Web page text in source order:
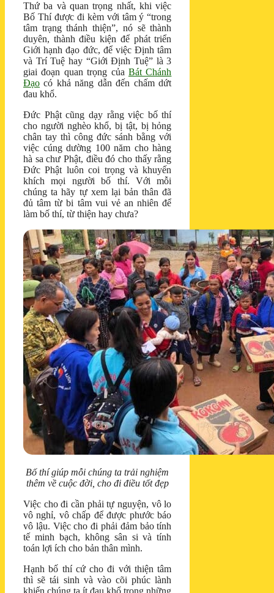
Thứ ba và quan trọng nhất, khi việc
Bố Thí được đi kèm với tâm ý “trong
tâm trạng thánh thiện”, nó sẽ thành
duyên, thành điều kiện để phát triển
Giới hạnh đạo đức, để việc Định tâm
và Trí Tuệ hay “Giới Định Tuệ” là 3
giai đoạn quan trọng của Bát Chánh
Đạo có khả năng dẫn đến chấm dứt
đau khổ.
Đức Phật cũng dạy rằng việc bố thí
cho người nghèo khổ, bị tật, bị hỏng
chân tay thì công đức sánh bằng với
việc cúng dường 100 năm cho hàng
hà sa chư Phật, điều đó cho thấy rằng
Đức Phật luôn coi trọng và khuyến
khích mọi người bố thí. Với mỗi
chúng ta hãy tự xem lại bản thân đã
đủ tâm từ bi tâm vui vẻ an nhiên để
làm bố thí, từ thiện hay chưa?
Bố thí giúp mỗi chúng ta trải nghiệm
thêm về cuộc đời, cho đi điều tốt đẹp
Việc cho đi cần phải tự nguyện, vô lo
vô nghỉ, vô chấp để được phước báo
vô lậu. Việc cho đi phải đảm bảo tính
tế minh bạch, không sân si và tính
toán lợi ích cho bản thân mình.
Hạnh bố thí cứ cho đi với thiện tâm
thì sẽ tái sinh và vào cõi phúc lành